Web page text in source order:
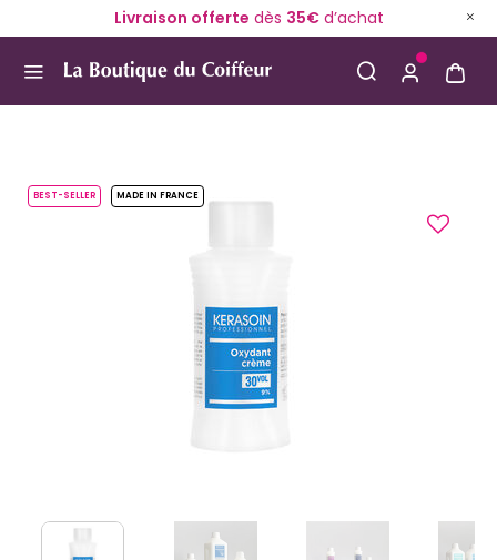
Livraison offerte dès 35€d’achat
BEST-SELLER MADE IN FRANCE